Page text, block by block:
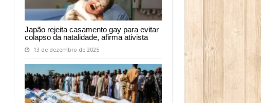
Japão rejeita casamento gay para evitar
colapso da natalidade, afirma ativista
13 de dezembro de 2025